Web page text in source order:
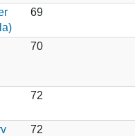
69
70
72
72